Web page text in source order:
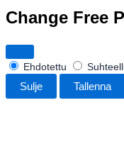
Change Free
Ehdotettu
Sulje Tallenna